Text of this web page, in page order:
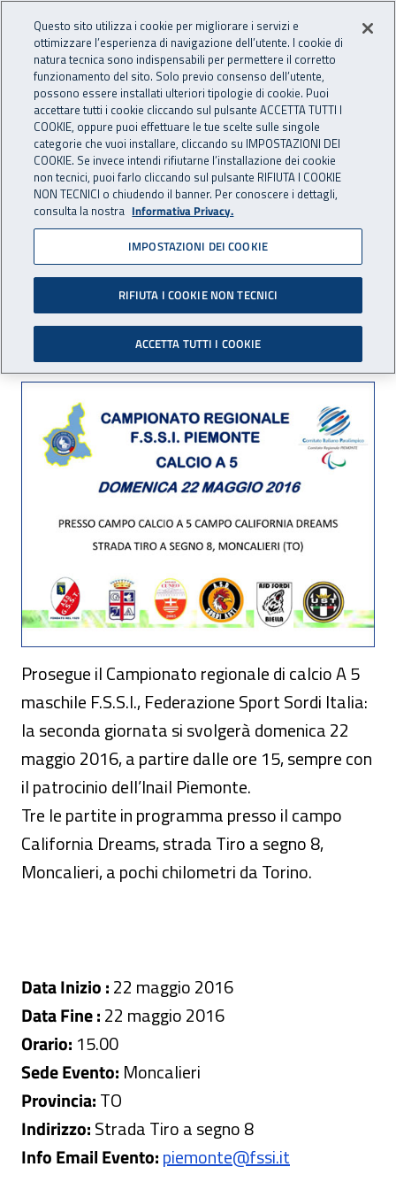
INAIL - Istituto Nazionale
Apri cerca
Navigazione principale
Navigazione - Ti trovi in:
Home Inail comunica Eventi
22 maggio 2016
Seconda giornata di calcio A
5 - Campionato regionale
F.S.S.I. stagione 2015-2016
Seconda giornata di calcio A 5 -
Prosegue il Campionato regionale di calcio A 5
maschile F.S.S.I., Federazione Sport Sordi Italia:
la seconda giornata si svolgerà domenica 22
maggio 2016, a partire dalle ore 15, sempre con
il patrocinio dell’Inail Piemonte.
Tre le partite in programma presso il campo
California Dreams, strada Tiro a segno 8,
Moncalieri, a pochi chilometri da Torino.
Data Inizio :22 maggio 2016
Data Fine :22 maggio 2016
Orario: 15.00
Sede Evento: Moncalieri
Provincia:TO
Indirizzo:Strada Tiro a segno 8
Info Email Evento:piemonte@fssi.it
Questo sito utilizza i cookie per migliorare i servizi e
ottimizzare l’esperienza di navigazione dell’utente. I cookie di
natura tecnica sono indispensabili per permettere il corretto
funzionamento del sito. Solo previo consenso dell’utente,
possono essere installati ulteriori tipologie di cookie. Puoi
accettare tutti i cookie cliccando sul pulsante ACCETTA TUTTI I
COOKIE, oppure puoi effettuare le tue scelte sulle singole
categorie che vuoi installare, cliccando su IMPOSTAZIONI DEI
COOKIE. Se invece intendi rifiutarne l’installazione dei cookie
non tecnici, puoi farlo cliccando sul pulsante RIFIUTA I COOKIE
NON TECNICI o chiudendo il banner. Per conoscere i dettagli,
consulta la nostra Informativa Privacy.
IMPOSTAZIONI DEI COOKIE
RIFIUTA I COOKIE NON TECNICI
ACCETTA TUTTI I COOKIE